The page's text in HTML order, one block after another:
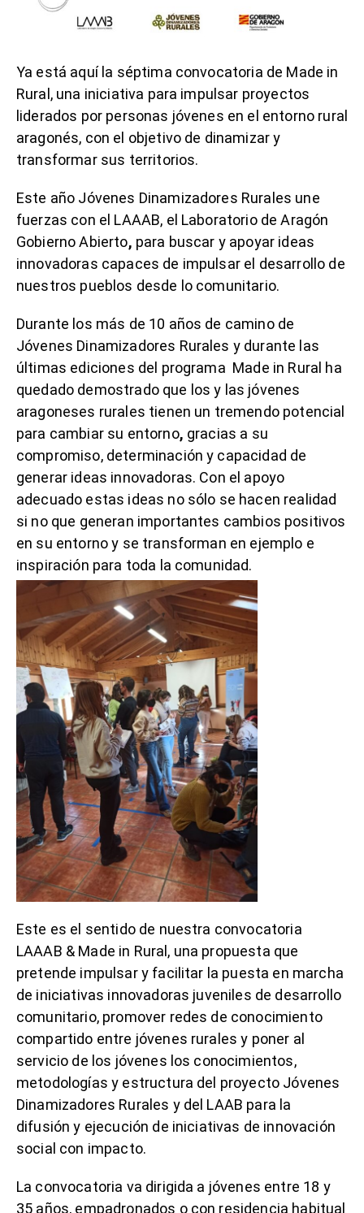
Ya está aquí la séptima convocatoria de Made in
Rural, una iniciativa para impulsar proyectos
liderados por personas jóvenes en el entorno rural
aragonés, con el objetivo de dinamizar y
transformar sus territorios.
Este año Jóvenes Dinamizadores Rurales une
fuerzas con el LAAAB, el Laboratorio de Aragón
Gobierno Abierto, para buscar y apoyar ideas
innovadoras capaces de impulsar el desarrollo de
nuestros pueblos desde lo comunitario.
Durante los más de 10 años de camino de
Jóvenes Dinamizadores Rurales y durante las
últimas ediciones del programa Made in Rural ha
quedado demostrado que los y las jóvenes
aragoneses rurales tienen un tremendo potencial
para cambiar su entorno, gracias a su
compromiso, determinación y capacidad de
generar ideas innovadoras. Con el apoyo
adecuado estas ideas no sólo se hacen realidad
si no que generan importantes cambios positivos
en su entorno y se transforman en ejemplo e
inspiración para toda la comunidad.
Este es el sentido de nuestra convocatoria
LAAAB & Made in Rural, una propuesta que
pretende impulsar y facilitar la puesta en marcha
de iniciativas innovadoras juveniles de desarrollo
comunitario, promover redes de conocimiento
compartido entre jóvenes rurales y poner al
servicio de los jóvenes los conocimientos,
metodologías y estructura del proyecto Jóvenes
Dinamizadores Rurales y del LAAB para la
difusión y ejecución de iniciativas de innovación
social con impacto.
La convocatoria va dirigida a jóvenes entre 18 y
35 años, empadronados o con residencia habitual